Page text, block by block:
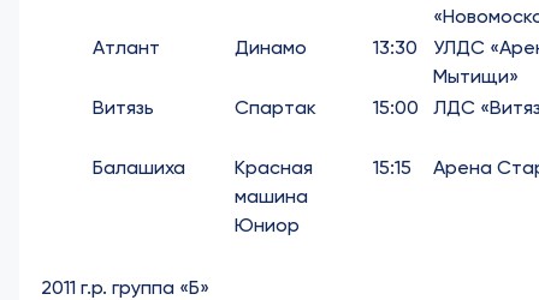
Атлант
Динамо 13:30
УЛДС
Мытищи»
Витязь
Спартак 15:00 ЛДС
Балашиха
Красная
машина
Юниор
15:15 Арена
2011 г.р. группа «Б»